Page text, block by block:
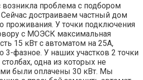
возникла проблема с подбором
Сейчас достраиваем частный дом
проживания. У точки подключения
с МОЭСК максимальная
15 кВт с автоматом на 25А,
3-фазное. У наших участков 2 точки
одна из которых не
были оплачены 30 кВт. Мы